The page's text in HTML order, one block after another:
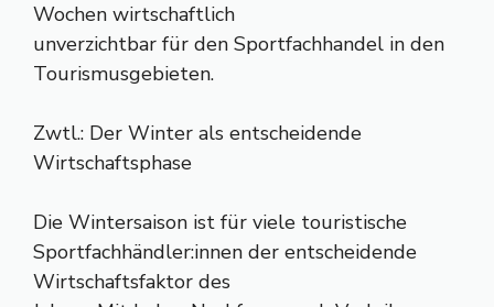
Wochen wirtschaftlich
unverzichtbar für den Sportfachhandel in den
Tourismusgebieten.
Zwtl.: Der Winter als entscheidende
Wirtschaftsphase
Die Wintersaison ist für viele touristische
Sportfachhändler:innen der entscheidende
Wirtschaftsfaktor des